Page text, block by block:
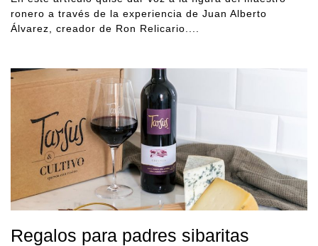
ronero a través de la experiencia de Juan Alberto
Álvarez, creador de Ron Relicario....
Regalos para padres sibaritas